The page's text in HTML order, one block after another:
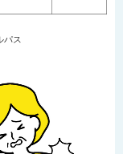
パス